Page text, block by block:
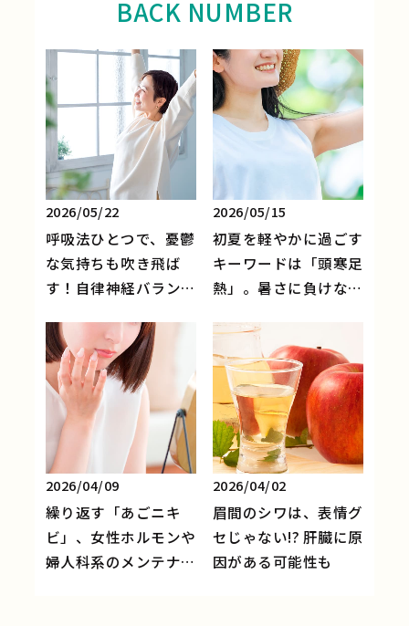
BACK NUMBER
2026/05/22
呼吸法ひとつで、憂鬱
な気持ちも吹き飛ば
す！自律神経バランス
を。
2026/05/15
初夏を軽やかに過ごす
キーワードは「頭寒足
熱」。暑さに負けな
のセルフケア
2026/04/09
繰り返す「あごニキ
ビ」、女性ホルモンや
婦人科系のメンテナン
2026/04/02
眉間のシワは、表情グ
セじゃない!? 肝臓に原
因がある可能性も